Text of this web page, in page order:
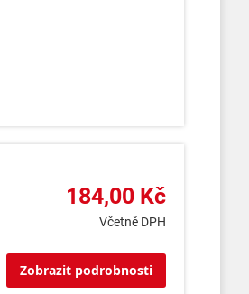
184,00 Kč
Včetně DPH
Zobrazit podrobnosti